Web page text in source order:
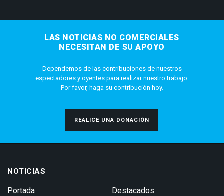
LAS NOTICIAS NO COMERCIALES
NECESITAN DE SU APOYO
Dependemos de las contribuciones de nuestros
espectadores y oyentes para realizar nuestro trabajo.
Por favor, haga su contribución hoy.
REALICE UNA DONACIÓN
NOTICIAS
Portada Destacados